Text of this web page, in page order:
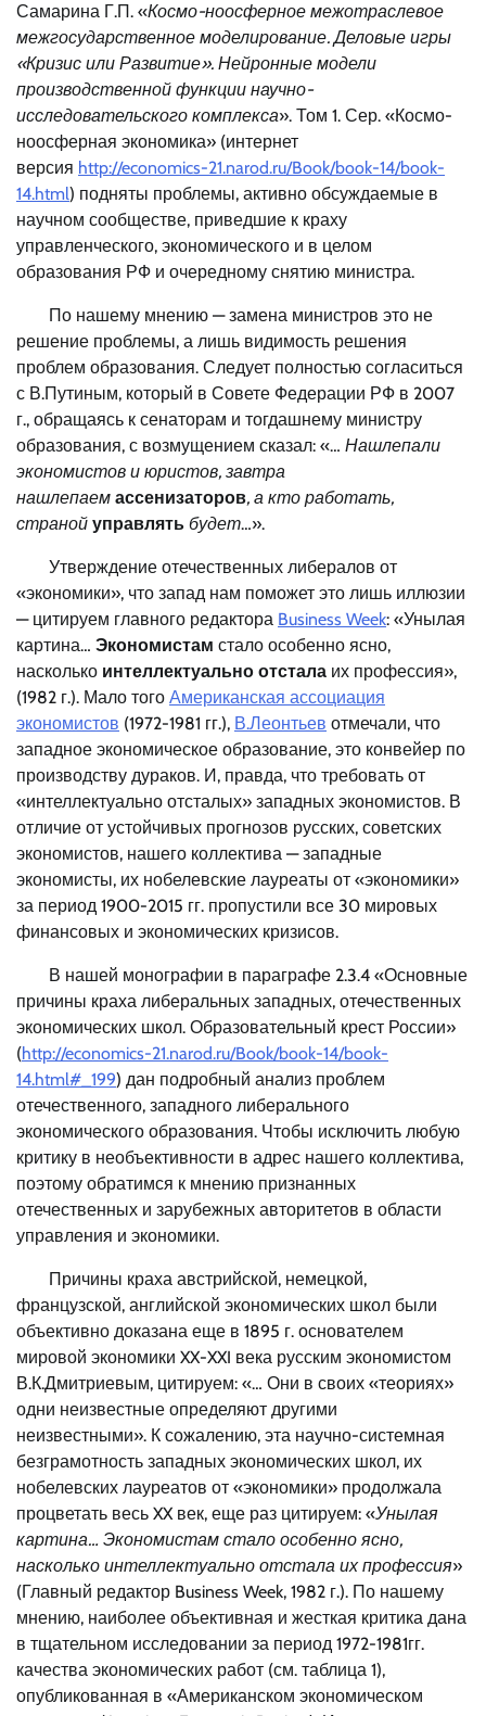
Самарина Г.П. «Космо-ноосферное межотраслевое
межгосударственное моделирование. Деловые игры
«Кризис или Развитие». Нейронные модели
производственной функции научно-
исследовательского комплекса». Том 1. Сер. «Космо-
ноосферная экономика» (интернет
версия http://economics-21.narod.ru/Book/book-14/book-
14.html) подняты проблемы, активно обсуждаемые в
научном сообществе, приведшие к краху
управленческого, экономического и в целом
образования РФ и очередному снятию министра.
По нашему мнению — замена министров это не
решение проблемы, а лишь видимость решения
проблем образования. Следует полностью согласиться
с В.Путиным, который в Совете Федерации РФ в 2007
г., обращаясь к сенаторам и тогдашнему министру
образования, с возмущением сказал: «… Нашлепали
экономистов и юристов, завтра
нашлепаем ассенизаторов, а кто работать,
страной управлять будет…».
Утверждение отечественных либералов от
«экономики», что запад нам поможет это лишь иллюзии
— цитируем главного редактора Business Week: «Унылая
картина… Экономистам стало особенно ясно,
насколько интеллектуально отстала их профессия»,
(1982 г.). Мало того Американская ассоциация
экономистов (1972-1981 гг.), В.Леонтьев отмечали, что
западное экономическое образование, это конвейер по
производству дураков. И, правда, что требовать от
«интеллектуально отсталых» западных экономистов. В
отличие от устойчивых прогнозов русских, советских
экономистов, нашего коллектива — западные
экономисты, их нобелевские лауреаты от «экономики»
за период 1900-2015 гг. пропустили все 30 мировых
финансовых и экономических кризисов.
В нашей монографии в параграфе 2.3.4 «Основные
причины краха либеральных западных, отечественных
экономических школ. Образовательный крест России»
(http://economics-21.narod.ru/Book/book-14/book-
14.html#_199) дан подробный анализ проблем
отечественного, западного либерального
экономического образования. Чтобы исключить любую
критику в необъективности в адрес нашего коллектива,
поэтому обратимся к мнению признанных
отечественных и зарубежных авторитетов в области
управления и экономики.
Причины краха австрийской, немецкой,
французской, английской экономических школ были
объективно доказана еще в 1895 г. основателем
мировой экономики XX-XXI века русским экономистом
В.К.Дмитриевым, цитируем: «… Они в своих «теориях»
одни неизвестные определяют другими
неизвестными». К сожалению, эта научно-системная
безграмотность западных экономических школ, их
нобелевских лауреатов от «экономики» продолжала
процветать весь XX век, еще раз цитируем: «Унылая
картина… Экономистам стало особенно ясно,
насколько интеллектуально отстала их профессия»
(Главный редактор Business Week, 1982 г.). По нашему
мнению, наиболее объективная и жесткая критика дана
в тщательном исследовании за период 1972-1981гг.
качества экономических работ (см. таблица 1),
опубликованная в «Американском экономическом